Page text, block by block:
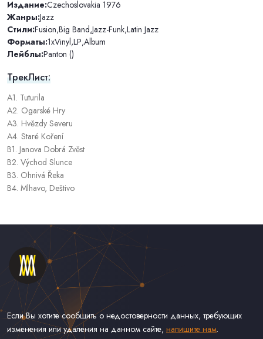
Издание:Czechoslovakia 1976
Жанры:Jazz
Стили:Fusion,Big Band,Jazz-Funk,Latin Jazz
Форматы:1xVinyl,LP,Album
Лейблы:Panton ()
ТрекЛист:
A1. Tuturila
A2. Ogarské Hry
A3. Hvězdy Severu
A4. Staré Koření
B1. Janova Dobrá Zvěst
B2. Východ Slunce
B3. Ohnivá Řeka
B4. Mlhavo, Deštivo
Если Вы хотите сообщить о недостоверности данных, требующих
изменения или удаления на данном сайте, напишите нам.